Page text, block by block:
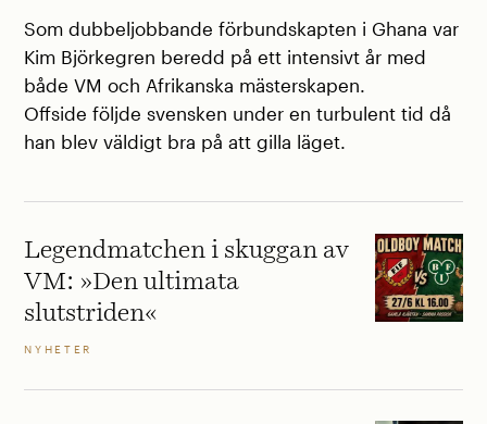
Som dubbeljobbande förbundskapten i Ghana var
Kim Björkegren beredd på ett intensivt år med
både VM och Afrikanska mästerskapen.
Offside följde svensken under en turbulent tid då
han blev väldigt bra på att gilla läget.
Legendmatchen i skuggan av
VM: »Den ultimata
slutstriden«
NYHETER